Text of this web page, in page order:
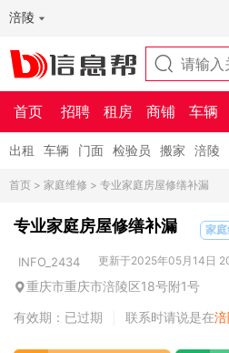
涪陵
首页 招聘 租房 商铺 车辆
出租 车辆 门面 检验员 搬家 涪陵
首页 > 家庭维修 > 专业家庭房屋修缮补漏
专业家庭房屋修缮补漏 家
INFO_2434 更新于2025年05月14日
重庆市重庆市涪陵区18号附1号
有效期：已过期
联系时请说是在